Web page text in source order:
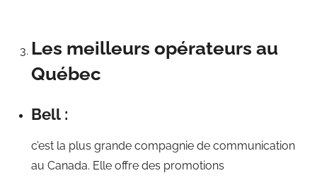
Les meilleurs opérateurs au
Québec
Bell :
c’est la plus grande compagnie de communication
au Canada. Elle offre des promotions